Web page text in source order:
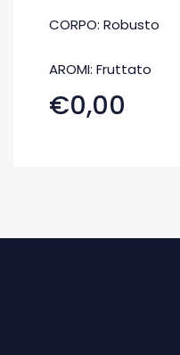
CORPO: Robusto
AROMI: Fruttato
€0,00